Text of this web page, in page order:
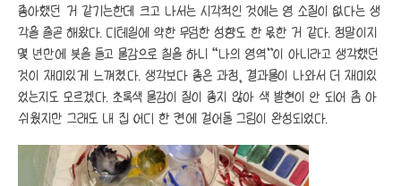
좋아했던 거 같기는한데 크고 나서는 시각적인 것에는 영 소질이 없다는 생
각을 줄곧 해왔다. 디테일에 약한 무덤한 성향도 한 몫한 거 같다. 정말이지
몇 년만에 붓을 들고 물감으로 칠을 하니 “나의 영역”이 아니라고 생각했던
것이 재미있게 느껴졌다. 생각보다 좋은 과정, 결과물이 나와서 더 재미있
었는지도 모르겠다. 초록색 물감이 질이 좋지 않아 색 발현이 안 되어 좀 아
쉬웠지만 그래도 내 집 어디 한 켠에 걸어둘 그림이 완성되었다.